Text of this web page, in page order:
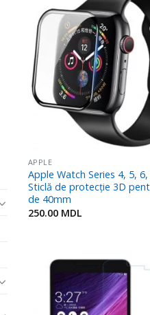
APPLE
Apple Watch Series 4, 5,
Sticlă de protecție 3D
de 40mm
250.00 MDL